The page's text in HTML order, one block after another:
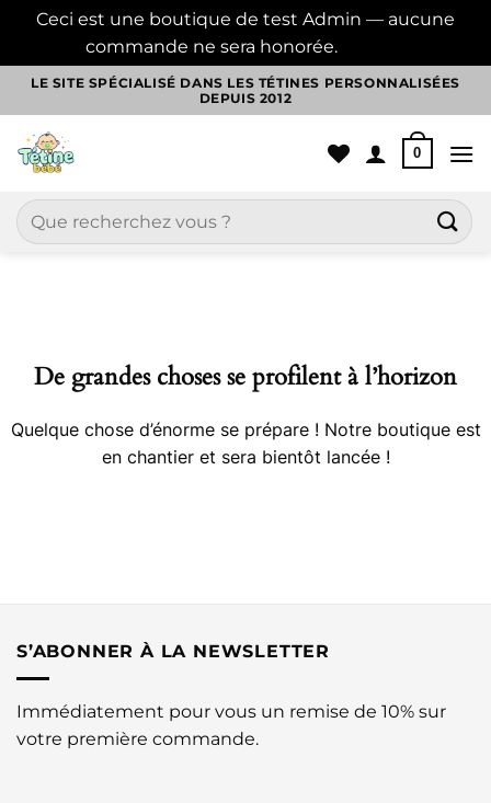
Ceci est une boutique de test Admin — aucune
commande ne sera honorée.
Passer
contenu
LE SITE SPÉCIALISÉ DANS LES TÉTINES PERSONNALISÉES
DEPUIS 2012
0
Recherche
pour :
De grandes choses se profilent à l’horizon
Quelque chose d’énorme se prépare ! Notre boutique est
en chantier et sera bientôt lancée !
S’ABONNER À LA NEWSLETTER
Immédiatement pour vous un remise de 10% sur
votre première commande.